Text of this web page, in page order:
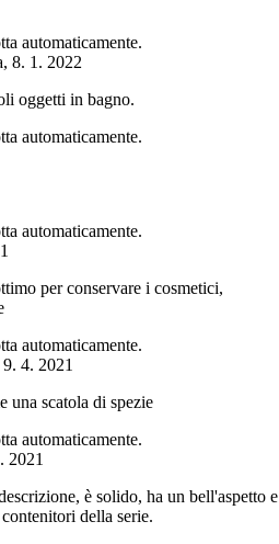
automaticamente.
, 8. 1. 2022
oggetti in bagno.
automaticamente.
automaticamente.
per conservare i cosmetici,
automaticamente.
9. 4. 2021
una scatola di spezie
automaticamente.
2021
è solido, ha un bell'aspetto e
della serie.